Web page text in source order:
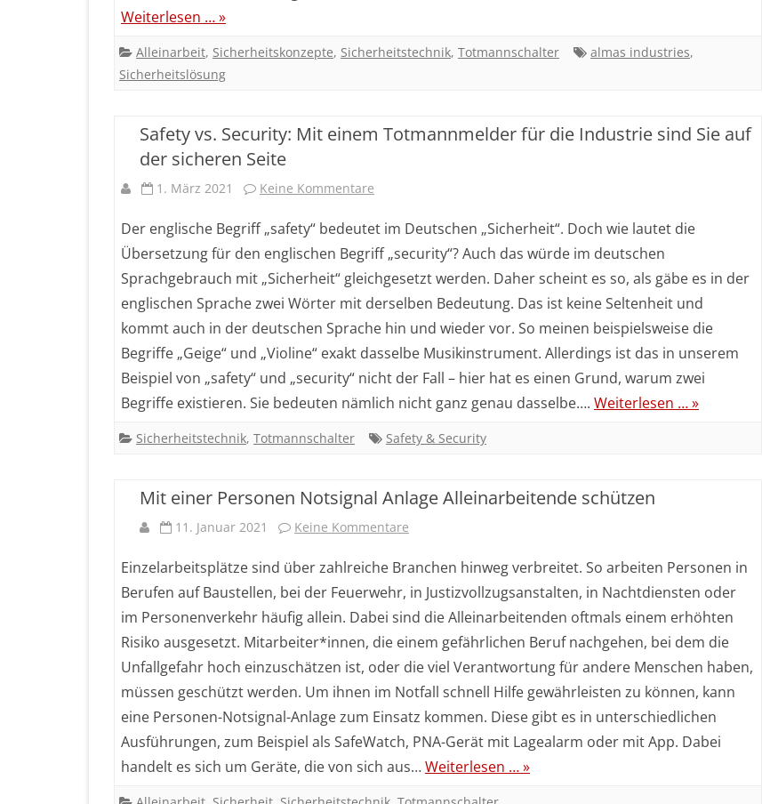
von
INDUSTRIES
Weiterlesen … »
Alleinarbeit, Sicherheitskonzepte, Sicherheitstechnik, Totmannschalter almas industries,
Sicherheitslösung
Safety vs. Security: Mit einem Totmannmelder für die Industrie sind Sie auf
der sicheren Seite
1. März 2021 Keine Kommentare
Safety
vs.
Security:
Mit
einem
Totmannmelder
für
die
sind
Sie
auf
der
sicheren
Der englische Begriff „safety“ bedeutet im Deutschen „Sicherheit“. Doch wie lautet die
Übersetzung für den englischen Begriff „security“? Auch das würde im deutschen
Sprachgebrauch mit „Sicherheit“ gleichgesetzt werden. Daher scheint es so, als gäbe es in der
englischen Sprache zwei Wörter mit derselben Bedeutung. Das ist keine Seltenheit und
kommt auch in der deutschen Sprache hin und wieder vor. So meinen beispielsweise die
Begriffe „Geige“ und „Violine“ exakt dasselbe Musikinstrument. Allerdings ist das in unserem
Beispiel von „safety“ und „security“ nicht der Fall – hier hat es einen Grund, warum zwei
Begriffe existieren. Sie bedeuten nämlich nicht ganz genau dasselbe…. Weiterlesen … »
Sicherheitstechnik, Totmannschalter Safety & Security
Mit einer Personen Notsignal Anlage Alleinarbeitende schützen
11. Januar 2021 Keine Kommentare
einer
Personen
Notsignal
Anlage
Alleinarbeitende
schützen
Einzelarbeitsplätze sind über zahlreiche Branchen hinweg verbreitet. So arbeiten Personen in
Berufen auf Baustellen, bei der Feuerwehr, in Justizvollzugsanstalten, in Nachtdiensten oder
im Personenverkehr häufig allein. Dabei sind die Alleinarbeitenden oftmals einem erhöhten
Risiko ausgesetzt. Mitarbeiter*innen, die einem gefährlichen Beruf nachgehen, bei dem die
Unfallgefahr hoch einzuschätzen ist, oder die viel Verantwortung für andere Menschen haben,
müssen geschützt werden. Um ihnen im Notfall schnell Hilfe gewährleisten zu können, kann
eine Personen-Notsignal-Anlage zum Einsatz kommen. Diese gibt es in unterschiedlichen
Ausführungen, zum Beispiel als SafeWatch, PNA-Gerät mit Lagealarm oder mit App. Dabei
handelt es sich um Geräte, die von sich aus…Weiterlesen … »